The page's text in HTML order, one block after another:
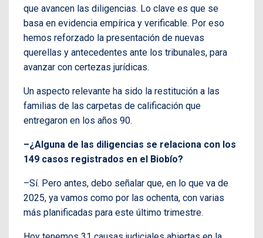
que avancen las diligencias. Lo clave es que se
basa en evidencia empírica y verificable. Por eso
hemos reforzado la presentación de nuevas
querellas y antecedentes ante los tribunales, para
avanzar con certezas jurídicas.
Un aspecto relevante ha sido la restitución a las
familias de las carpetas de calificación que
entregaron en los años 90.
–¿Alguna de las diligencias se relaciona con los
149 casos registrados en el Biobío?
–Sí. Pero antes, debo señalar que, en lo que va de
2025, ya vamos como por las ochenta, con varias
más planificadas para este último trimestre.